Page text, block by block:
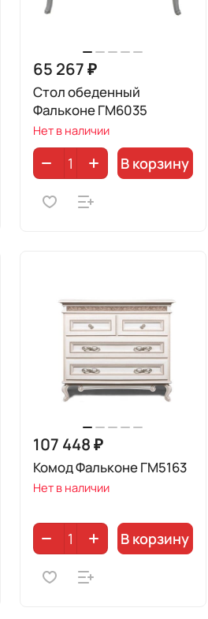
65 267 ₽
Стол обеденный
Фальконе ГМ6035
Нет в наличии
В корзину
107 448 ₽
Комод Фальконе ГМ5163
Нет в наличии
В корзину